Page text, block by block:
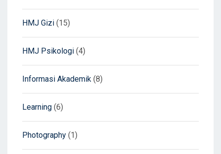
HMJ Gizi (15)
HMJ Psikologi (4)
Informasi Akademik (8)
Learning (6)
Photography (1)